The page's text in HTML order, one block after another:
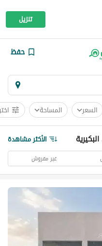
تنزيل
حفظ
السعر المساحة
الأكثر مشاهدة
غير مفروش